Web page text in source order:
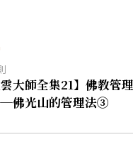
雲大師全集21】佛教管
佛光山的管理法③